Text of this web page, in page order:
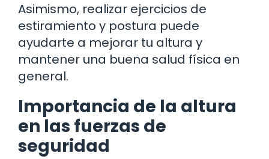
Asimismo, realizar ejercicios de
estiramiento y postura puede
ayudarte a mejorar tu altura y
mantener una buena salud física en
general.
Importancia de la altura
en las fuerzas de
seguridad